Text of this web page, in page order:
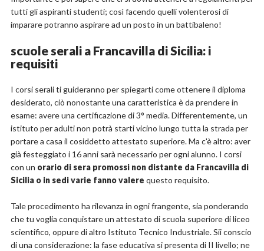
tutti gli aspiranti studenti; così facendo quelli volenterosi di
imparare potranno aspirare ad un posto in un battibaleno!
scuole serali a Francavilla di Sicilia: i
requisiti
I corsi serali ti guideranno per spiegarti come ottenere il diploma
desiderato, ciò nonostante una caratteristica è da prendere in
esame: avere una certificazione di 3° media. Differentemente, un
istituto per adulti non potrà starti vicino lungo tutta la strada per
portare a casa il cosiddetto attestato superiore. Ma c'è altro: aver
già festeggiato i 16 anni sarà necessario per ogni alunno. I corsi
con un orario di sera promossi non distante da Francavilla di
Sicilia o in sedi varie fanno valere questo requisito.
Tale procedimento ha rilevanza in ogni frangente, sia ponderando
che tu voglia conquistare un attestato di scuola superiore di liceo
scientifico, oppure di altro Istituto Tecnico Industriale. Sii conscio
di una considerazione: la fase educativa si presenta di II livello; ne